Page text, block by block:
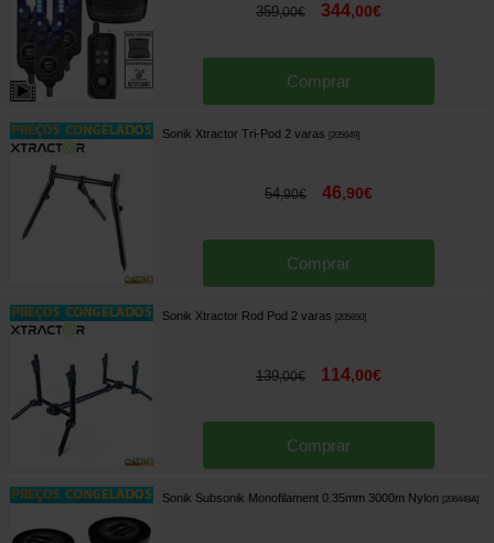
359,00€ 344,00€
Comprar
Sonik Xtractor Tri-Pod 2 varas 205649]
54,90€ 46,90€
Comprar
Sonik Xtractor Rod Pod 2 varas 205650]
139,00€ 114,00€
Comprar
Sonik Subsonik Monofilament 0.35mm 3000m Nylon 206449A]